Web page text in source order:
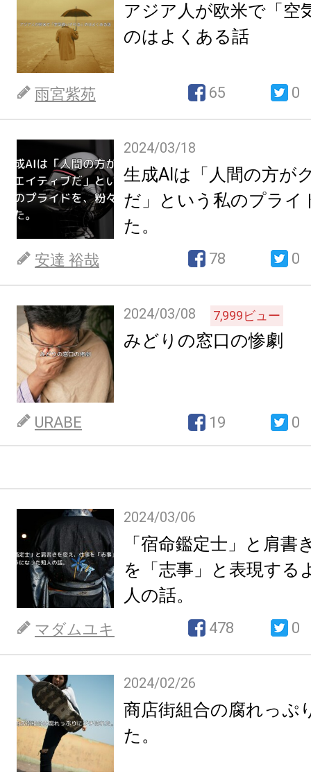
アジア人が欧米で「空
のはよくある話
雨宮紫苑 65 0
2024/03/18
生成AIは「人間の方が
だ」という私のプライ
た。
安達 裕哉 78 0
2024/03/08 7,999ビュー
みどりの窓口の惨劇
URABE 19 0
2024/03/06
「宿命鑑定士」と肩書
を「志事」と表現する
人の話。
マダムユキ 478 0
2024/02/26
商店街組合の腐れっぷ
た。